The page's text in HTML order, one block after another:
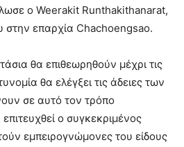
ο Weerakit Runthakithanarat,
στην επαρχία Chachoengsao.
θα επιθεωρηθούν μέχρι τις
θα ελέγξει τις άδειες των
σε αυτό τον τρόπο
ο συγκεκριμένος
εμπειρογνώμονες του είδους